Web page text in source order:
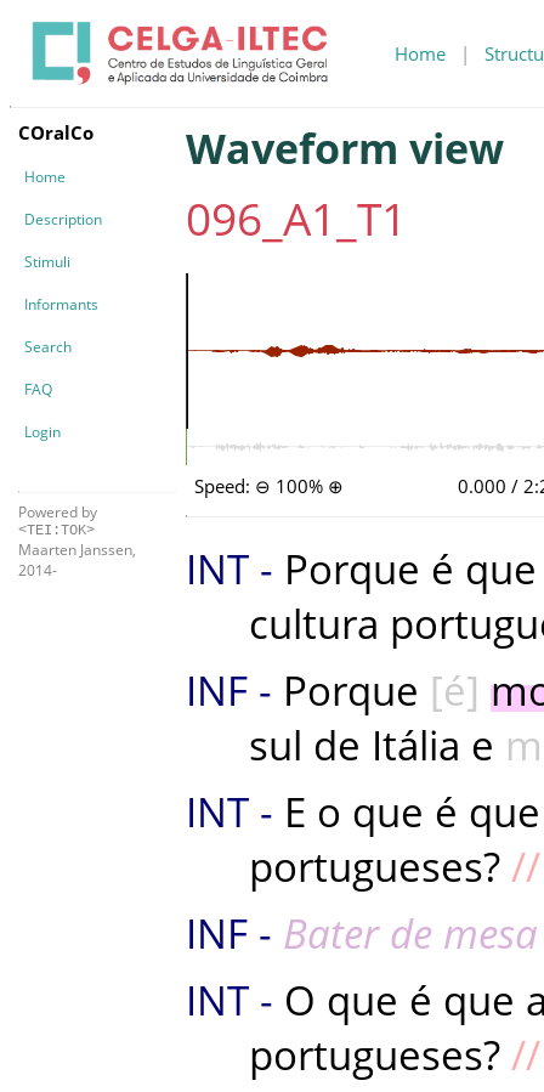
Home |
COralCo
Home
Description
Stimuli
Informants
Search
FAQ
Login
Powered by
<TEI:TOK>
Maarten Janssen,
2014-
Waveform view
096_A1_T1
Speed: ⊖ 100% ⊕ 0.000 /
Porque é que
cultura
Porque é
sul de Itália e m
E o que é que
portugueses?
Bater de mesa
O que é que
portugueses?